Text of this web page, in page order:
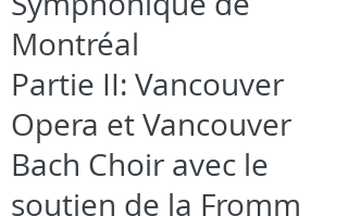
Montréal
Partie II: Vancouver
Opera et Vancouver
Bach Choir avec le
soutien de la Fromm